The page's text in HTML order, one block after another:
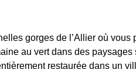
gorges de l’Allier où
au vert dans des
restaurée dans un